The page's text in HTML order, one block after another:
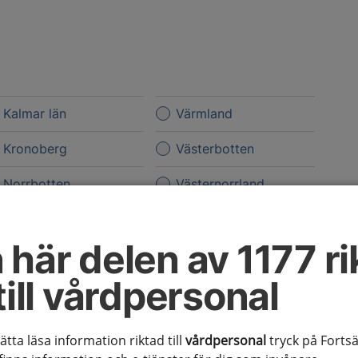
här delen av 1177
vårdpersonal
läsa information riktad till vårdpersonaltryck på
Kalmar län
Kronoberg
Norrbotten
Stockholms län
Sörmland
Värmland
Västerbotten
Västernorrland
Västra Götaland
Örebro län